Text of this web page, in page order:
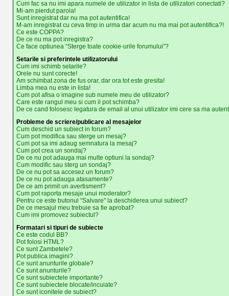
Cum fac sa nu imi apara numele de utilizator in lista de utilizatori conectati?
Mi-am pierdut parola!
Sunt inregistrat dar nu ma pot autentifica!
M-am inregistrat cu ceva timp in urma dar acum nu ma mai pot autentifica?!
Ce este COPPA?
De ce nu ma pot inregistra?
Ce face optiunea “Sterge toate cookie-urile forumului”?
Setarile si preferintele utilizatorului
Cum imi schimb setarile?
Orele nu sunt corecte!
Am schimbat zona de fus orar, dar ora tot este gresita!
Limba mea nu este in lista!
Cum pot afisa o imagine sub numele meu de utilizator?
Care este rangul meu si cum il pot schimba?
De ce cand folosesc legatura de email al unui utilizator imi cere sa ma
Probleme de scriere/publicare al mesajelor
Cum deschid un subiect in forum?
Cum pot modifica sau sterge un mesaj?
Cum pot sa imi adaug semnatura la mesaj?
Cum pot crea un sondaj?
De ce nu pot adauga mai multe optiuni la sondaj?
Cum modific sau sterg un sondaj?
De ce nu pot sa accesez un forum?
De ce nu pot adauga atasamente?
De ce am primit un avertisment?
Cum pot raporta mesaje unui moderator?
Pentru ce este butonul "Salvare" la deschiderea unui subiect?
De ce mesajul meu trebuie sa fie aprobat?
Cum imi promovez subiectul?
Formatari si tipuri de subiecte
Ce este codul BB?
Pot folosi HTML?
Ce sunt Zambetele?
Pot publica imagini?
Ce sunt anunturile globale?
Ce sunt anunturile?
Ce sunt subiectele importante?
Ce sunt subiectele blocate/incuiate?
Ce sunt iconitele de subiect?